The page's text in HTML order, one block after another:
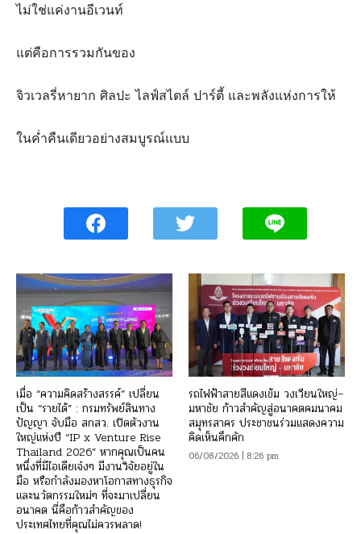
ไม่ใช่แค่งานอีเวนท์
แต่คือการรวมกันของ
จิวเวลรี่หายาก ศิลปะ ไลฟ์สไตล์ ปาร์ตี้ และพลังแห่งการให้
ในค่ำคืนเดียวอย่างสมบูรณ์แบบ
เมื่อ “ความคิดสร้างสรรค์” เปลี่ยน
เป็น “รายได้” : กรมทรัพย์สินทาง
ปัญญา จับมือ สกสว. เปิดตัวงาน
ใหญ่แห่งปี “IP x Venture Rise
Thailand 2026” หากคุณเป็นคน
หนึ่งที่มีไอเดียเจ๋งๆ มีงานวิจัยอยู่ใน
มือ หรือกำลังมองหาโอกาสทางธุรกิจ
และนวัตกรรมใหม่ๆ ที่จะมาเปลี่ยน
อนาคต นี่คือก้าวสำคัญของ
ประเทศไทยที่คุณไม่ควรพลาด!
รถไฟฟ้าสายสีแดงเข้ม วงเวียนใหญ่–
มหาชัย ก้าวสำคัญสู่อนาคตคมนาคม
สมุทรสาคร ประชาชนร่วมแสดงความ
คิดเห็นคึกคัก
06/08/2026 | 8:26 pm